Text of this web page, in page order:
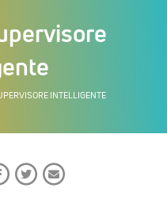
INTELLIGENTE